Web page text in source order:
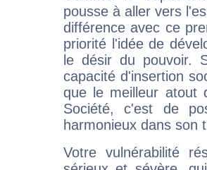
pousse à aller vers
différence avec ce
priorité l'idée de
le désir du pouvoir.
capacité d'insertion
que le meilleur atout
Société, c'est de
harmonieux dans son
Votre vulnérabilité